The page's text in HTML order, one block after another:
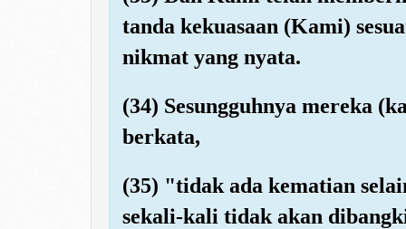
tanda kekuasaan (Kami)
nikmat yang nyata.
(34) Sesungguhnya mereka
berkata,
(35) "tidak ada kematian
sekali-kali tidak akan